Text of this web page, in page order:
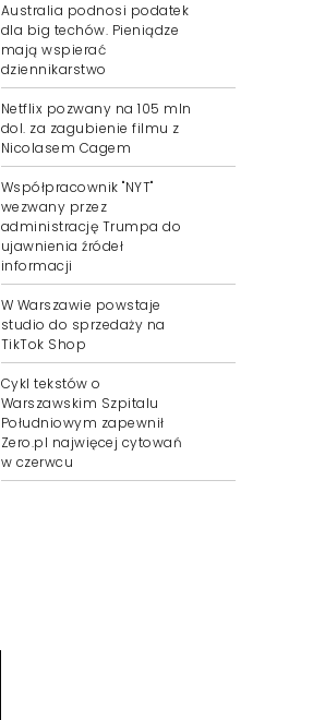
Australia podnosi podatek
dla big techów. Pieniądze
mają wspierać
dziennikarstwo
Netflix pozwany na 105 mln
dol. za zagubienie filmu z
Nicolasem Cagem
Współpracownik "NYT"
wezwany przez
administrację Trumpa do
ujawnienia źródeł
informacji
W Warszawie powstaje
studio do sprzedaży na
TikTok Shop
Cykl tekstów o
Warszawskim Szpitalu
Południowym zapewnił
Zero.pl najwięcej cytowań
w czerwcu